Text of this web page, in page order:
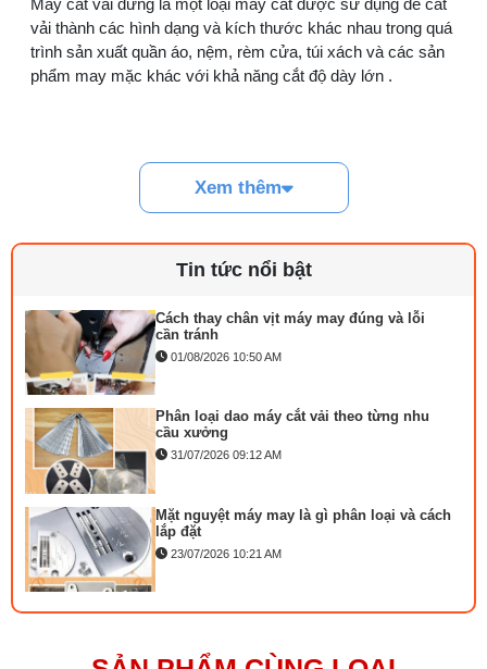
vải thành các hình dạng và kích thước khác nhau trong quá
trình sản xuất quần áo, nệm, rèm cửa, túi xách và các sản
phẩm may mặc khác với khả năng cắt độ dày lớn .
Thông số kĩ thuật máy cắt vải đứng
Hãng SX : DSIMAN
Loại dao : nguội
Khổ dao : 06 inch ( khả năng cắt 15 cm )
Nguồn điện : 220V
Tình trạng: Mới 100%
Xem thêm
Tin tức nổi bật
Quy trình kiểm vải đầu vào và cách tính
điểm lỗi chuẩn
05/08/2026 10:52 AM
03/08/2026 10:22 AM
29/07/2026 09:14 AM
Cách thay chân vịt máy may đúng và lỗi
cần tránh
01/08/2026 10:50 AM
Phân loại dao máy cắt vải theo từng nhu
cầu xưởng
31/07/2026 09:12 AM
Mặt nguyệt máy may là gì phân loại và cách
lắp đặt
23/07/2026 10:21 AM
Bộ phụ trợ kéo vải máy may là gì? Công
27/07/2026 08:20 AM